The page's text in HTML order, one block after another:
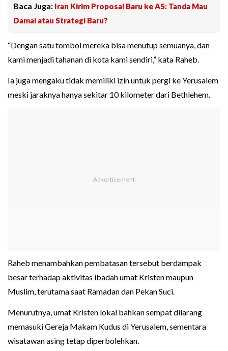
Baca Juga: Iran Kirim Proposal Baru ke AS: Tanda Mau
Damai atau Strategi Baru?
“Dengan satu tombol mereka bisa menutup semuanya, dan
kami menjadi tahanan di kota kami sendiri,” kata Raheb.
Ia juga mengaku tidak memiliki izin untuk pergi ke Yerusalem
meski jaraknya hanya sekitar 10 kilometer dari Bethlehem.
Raheb menambahkan pembatasan tersebut berdampak
besar terhadap aktivitas ibadah umat Kristen maupun
Muslim, terutama saat Ramadan dan Pekan Suci.
Menurutnya, umat Kristen lokal bahkan sempat dilarang
memasuki Gereja Makam Kudus di Yerusalem, sementara
wisatawan asing tetap diperbolehkan.